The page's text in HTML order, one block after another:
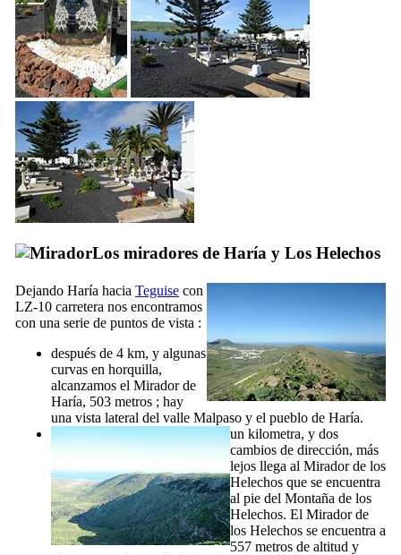
Los miradores de Haría y Los Helechos
Dejando Haría hacia Teguise con
LZ-10 carretera nos encontramos
con una serie de puntos de vista :
después de 4 km, y algunas
curvas en horquilla,
alcanzamos el Mirador de
Haría, 503 metros ; hay
una vista lateral del valle Malpaso y el pueblo de Haría.
un kilometra, y dos
cambios de dirección, más
lejos llega al Mirador de los
Helechos que se encuentra
al pie del Montaña de los
Helechos. El Mirador de
los Helechos se encuentra a
557 metros de altitud y